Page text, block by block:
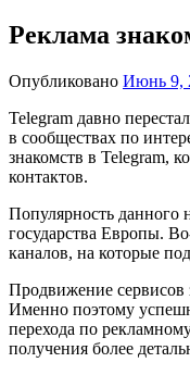
Реклама
Опубликовано Июнь 9,
Telegram давно
в сообществах по
знакомств в Telegram,
контактов.
Популярность данного
государства Европы.
каналов, на которые
Продвижение сервисов
Именно поэтому
перехода по
получения более